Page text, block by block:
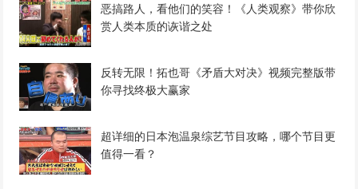
恶搞路人，看他们的笑容！《人类观察》带你欣
赏人类本质的诙谐之处
反转无限！拓也哥《矛盾大对决》视频完整版带
你寻找终极大赢家
超详细的日本泡温泉综艺节目攻略，哪个节目更
值得一看？